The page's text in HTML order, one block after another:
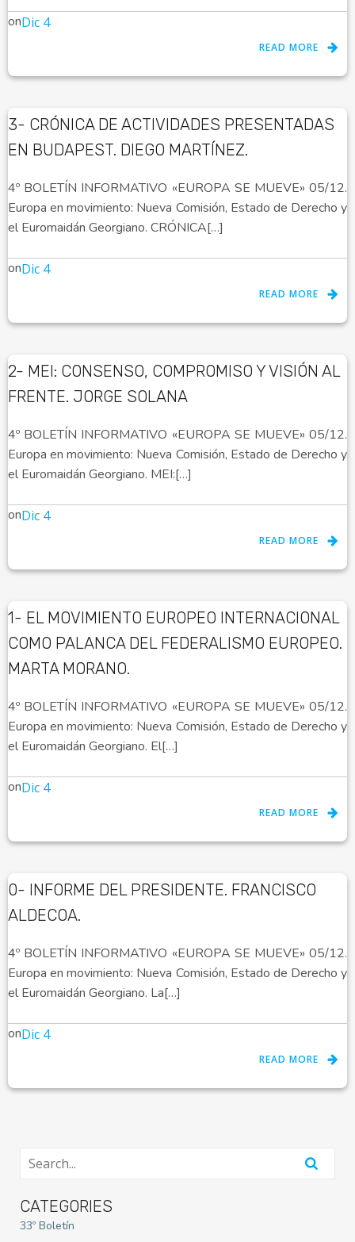
onDic 4
READ MORE
3- CRÓNICA DE ACTIVIDADES PRESENTADAS
EN BUDAPEST. DIEGO MARTÍNEZ.
4º BOLETÍN INFORMATIVO «EUROPA SE MUEVE» 05/12.
Europa en movimiento: Nueva Comisión, Estado de Derecho y
el Euromaidán Georgiano. CRÓNICA[…]
onDic 4
READ MORE
2- MEI: CONSENSO, COMPROMISO Y VISIÓN AL
FRENTE. JORGE SOLANA
4º BOLETÍN INFORMATIVO «EUROPA SE MUEVE» 05/12.
Europa en movimiento: Nueva Comisión, Estado de Derecho y
el Euromaidán Georgiano. MEI:[…]
onDic 4
READ MORE
1- EL MOVIMIENTO EUROPEO INTERNACIONAL
COMO PALANCA DEL FEDERALISMO EUROPEO.
MARTA MORANO.
4º BOLETÍN INFORMATIVO «EUROPA SE MUEVE» 05/12.
Europa en movimiento: Nueva Comisión, Estado de Derecho y
el Euromaidán Georgiano. El[…]
onDic 4
READ MORE
0- INFORME DEL PRESIDENTE. FRANCISCO
ALDECOA.
4º BOLETÍN INFORMATIVO «EUROPA SE MUEVE» 05/12.
Europa en movimiento: Nueva Comisión, Estado de Derecho y
el Euromaidán Georgiano. La[…]
onDic 4
READ MORE
CATEGORIES
33º Boletín